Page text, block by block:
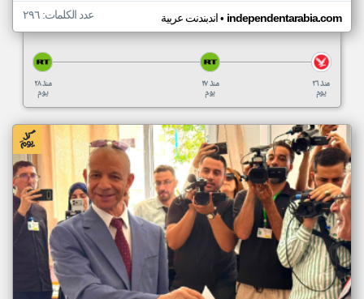
اندبندنت عربية• independentarabia.com عدد الكلمات: ٢٩٦
منذ ٢٨
يوم
منذ ٢٧
يوم
منذ ٢٦
يوم